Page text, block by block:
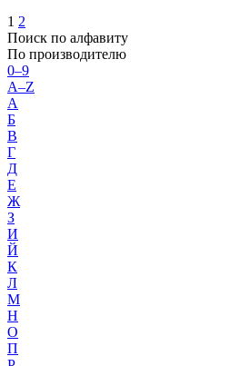
1 2
Поиск по алфавиту
По производителю
0–9
A–Z
А
Б
В
Г
Д
Е
Ж
З
И
Й
К
Л
М
Н
О
П